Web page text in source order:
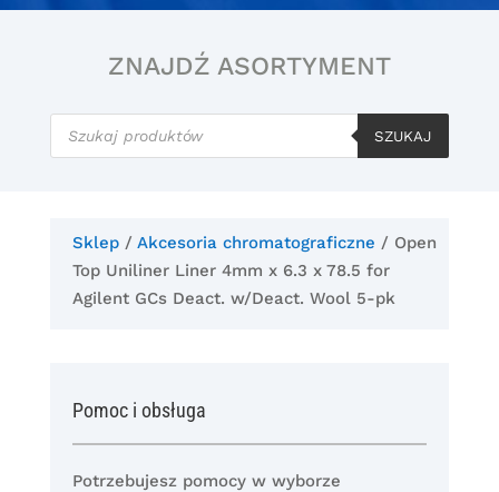
ZNAJDŹ ASORTYMENT
Wyszukiwarka
produktów
SZUKAJ
Sklep/ Akcesoria chromatograficzne / Open
Top Uniliner Liner 4mm x 6.3 x 78.5 for
Agilent GCs Deact. w/Deact. Wool 5-pk
Pomoc i obsługa
Potrzebujesz pomocy w wyborze